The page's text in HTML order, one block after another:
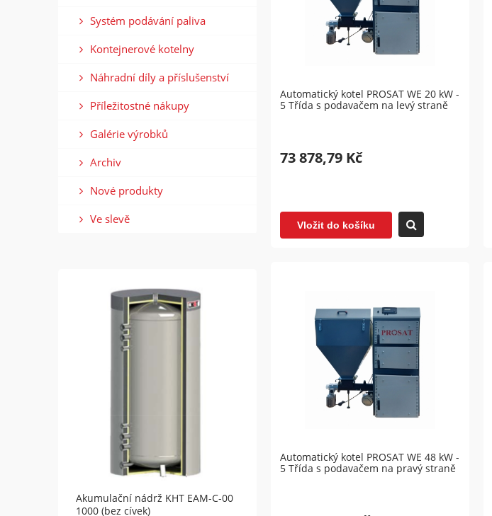
Systém podávání paliva
Kontejnerové kotelny
Náhradní díly a příslušenství
Příležitostné nákupy
Galérie výrobků
Archiv
Nové produkty
Ve slevě
Akumulační nádrž KHT EAM-C-00
1000 (bez cívek)
Automatický kotel PROSAT WE 20 kW -
5 Třída s podavačem na levý straně
73 878,79 Kč
Vložit do košíku
Automatický kotel PROSAT WE 48 kW -
5 Třída s podavačem na pravý straně